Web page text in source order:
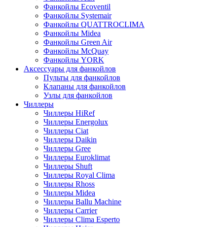
Фанкойлы Ecoventil
Фанкойлы Systemair
Фанкойлы QUATTROCLIMA
Фанкойлы Midea
Фанкойлы Green Air
Фанкойлы McQuay
Фанкойлы YORK
Аксессуары для фанкойлов
Пульты для фанкойлов
Клапаны для фанкойлов
Узлы для фанкойлов
Чиллеры
Чиллеры HiRef
Чиллеры Energolux
Чиллеры Ciat
Чиллеры Daikin
Чиллеры Gree
Чиллеры Euroklimat
Чиллеры Shuft
Чиллеры Royal Clima
Чиллеры Rhoss
Чиллеры Midea
Чиллеры Ballu Machine
Чиллеры Carrier
Чиллеры Clima Esperto